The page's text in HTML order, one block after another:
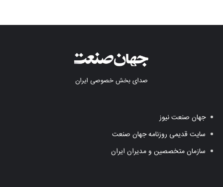
صدای بخش خصوصی ایران
جهان صنعت نیوز
سایت قدیمی روزنامه جهان صنعت
سازمان متخصصین و مدیران ایران